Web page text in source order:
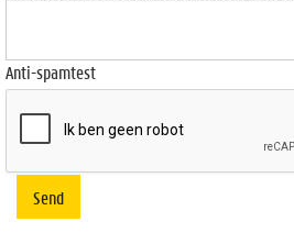
Anti-spamtest
Send